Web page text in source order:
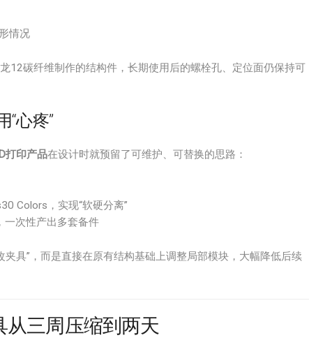
情况
12碳纤维制作的结构件，长期使用后的螺栓孔、定位面仍保持可
心疼”
打印产品在设计时就预留了可维护、可替换的思路：
Colors，实现“软硬分离”
一次性产出多套备件
具”，而是直接在原有结构基础上调整局部模块，大幅降低后续
三周压缩到两天